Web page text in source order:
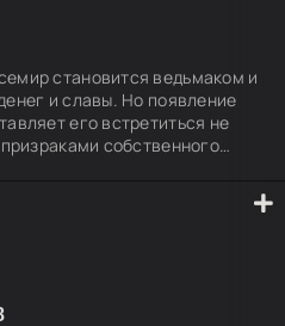
становится ведьмаком и
и славы. Но появление
его встретиться не
собственного